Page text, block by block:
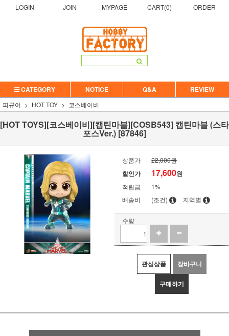
LOGIN JOIN MYPAGE CART(0) ORDER
CATEGORY NOTICE Q&A REVIEW
피규어 HOT TOY 코스베이비
[HOT TOYS][코스베이비][캡틴마블][COSB543] 캡틴마블 (스타
포스Ver.) [87846]
상품가 22,000원
할인가 17,600원
적립금
1%
배송비
(조건) 지역별
수량
관심상품 장바구니
구매하기